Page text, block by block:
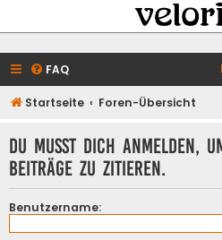
FAQ
Startseite Foren-Übersicht
Du musst dich anmelden,
Beiträge zu zitieren.
Benutzername: